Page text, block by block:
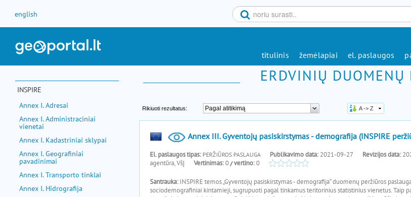
english
titulinis žemėlapiai el. paslaugos
INSPIRE
Annex I. Adresai
Annex I. Administraciniai
vienetai
Annex I. Kadastriniai sklypai
Annex I. Geografiniai
pavadinimai
Annex I. Transporto tinklai
Annex I. Hidrografija